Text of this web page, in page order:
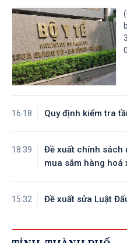
16:18 Quy định kiểm tra
18:39
Đề xuất chính sách
mua sắm hàng
15:32 Đề xuất sửa Luật